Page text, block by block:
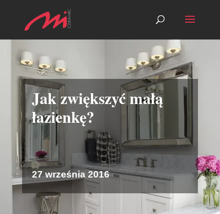
Jak zwiększyć małą
łazienkę?
27 września 2016